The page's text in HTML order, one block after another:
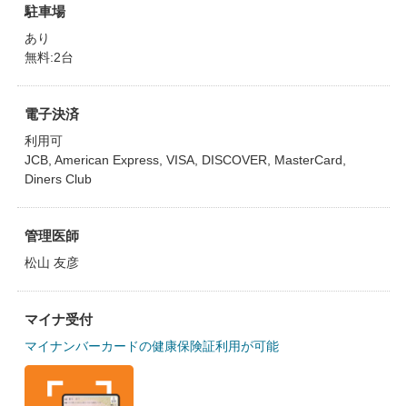
駐車場
あり
無料:2台
電子決済
利用可
JCB, American Express, VISA, DISCOVER, MasterCard,
Diners Club
管理医師
松山 友彦
マイナ受付
マイナンバーカードの健康保険証利用が可能